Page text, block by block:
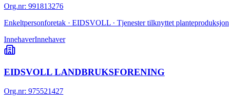
Org.nr: 991813276
Enkeltpersonforetak · EIDSVOLL · Tjenester tilknyttet planteproduksjon
InnehaverInnehaver
EIDSVOLL LANDBRUKSFORENING
Org.nr: 975521427